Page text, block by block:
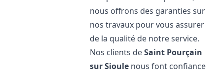
nous offrons des garanties sur
nos travaux pour vous assurer
de la qualité de notre service.
Nos clients deSaint Pourçain
sur Sioule nous font confiance